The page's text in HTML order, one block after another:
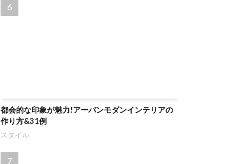
都会的な印象が魅力!アーバンモダンインテリアの
作り方&31例
スタイル